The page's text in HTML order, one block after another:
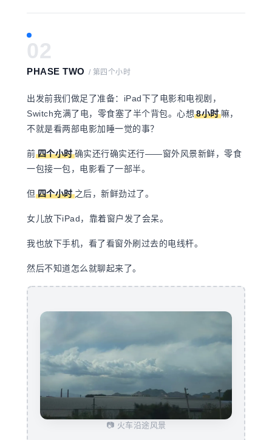
02
PHASE TWO / 第四个小时
出发前我们做足了准备：iPad下了电影和电视剧，
Switch充满了电，零食塞了半个背包。 心想 8小时嘛，
不就是看两部电影加睡一觉的事？
前 四个小时确实还行确实还行——窗外风景新鲜，零食
一包接一包，电影看了一部半。
但 四个小时之后，新鲜劲过了。
女儿放下iPad，靠着窗户发了会呆。
我也放下手机，看了看窗外刷过去的电线杆。
然后不知道怎么就聊起来了。
📷 火车沿途风景